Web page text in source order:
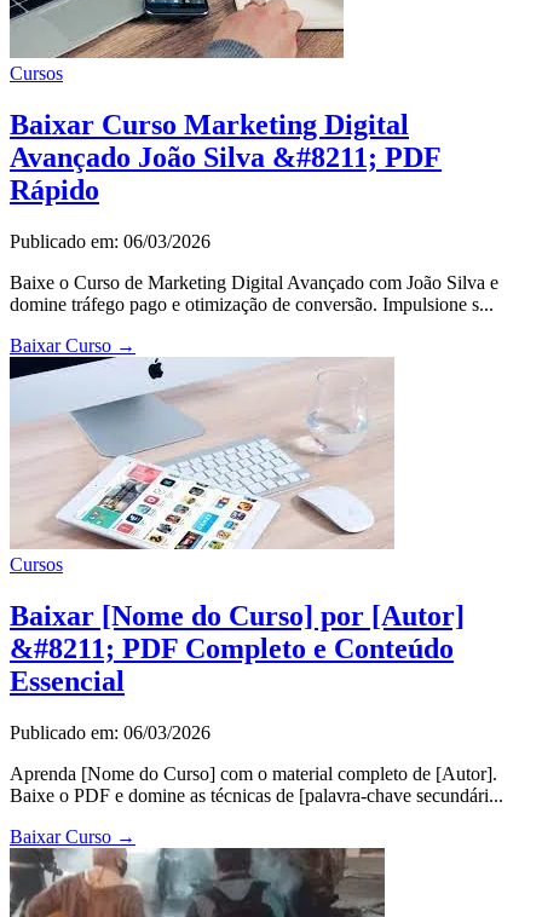
Cursos
Baixar Curso Marketing Digital
Avançado João Silva &#8211; PDF
Rápido
Publicado em: 06/03/2026
Baixe o Curso de Marketing Digital Avançado com João Silva e
domine tráfego pago e otimização de conversão. Impulsione s...
Baixar Curso →
Cursos
Baixar [Nome do Curso] por [Autor]
&#8211; PDF Completo e Conteúdo
Essencial
Publicado em: 06/03/2026
Aprenda [Nome do Curso] com o material completo de [Autor].
Baixe o PDF e domine as técnicas de [palavra-chave secundári...
Baixar Curso →